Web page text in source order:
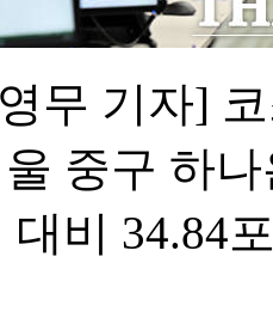
무 기자]
중구 하
비 34.84